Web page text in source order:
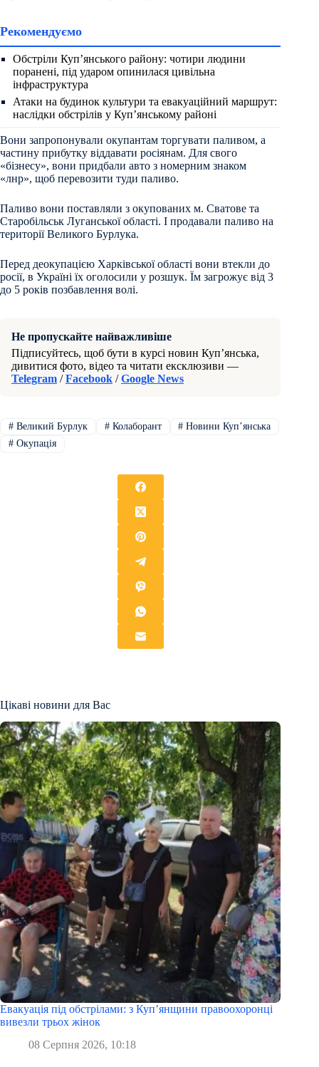
Рекомендуємо
Обстріли Куп’янського району: чотири людини
поранені, під ударом опинилася цивільна
інфраструктура
Атаки на будинок культури та евакуаційний маршрут:
наслідки обстрілів у Куп’янському районі
Вони запропонували окупантам торгувати паливом, а
частину прибутку віддавати росіянам. Для свого
«бізнесу», вони придбали авто з номерним знаком
«лнр», щоб перевозити туди паливо.
Паливо вони поставляли з окупованих м. Сватове та
Старобільськ Луганської області. І продавали паливо на
території Великого Бурлука.
Перед деокупацією Харківської області вони втекли до
росії, в Україні їх оголосили у розшук. Їм загрожує від 3
до 5 років позбавлення волі.
Не пропускайте найважливіше
Підписуйтесь, щоб бути в курсі новин Куп’янська,
дивитися фото, відео та читати ексклюзиви —
Telegram /Facebook /Google News
#Великий Бурлук #Колаборант # Новини Купʼянська
#Окупація
Цікаві новини для Вас
Евакуація під обстрілами: з Куп’янщини правоохоронці
вивезли трьох жінок
08 Серпня 2026, 10:18